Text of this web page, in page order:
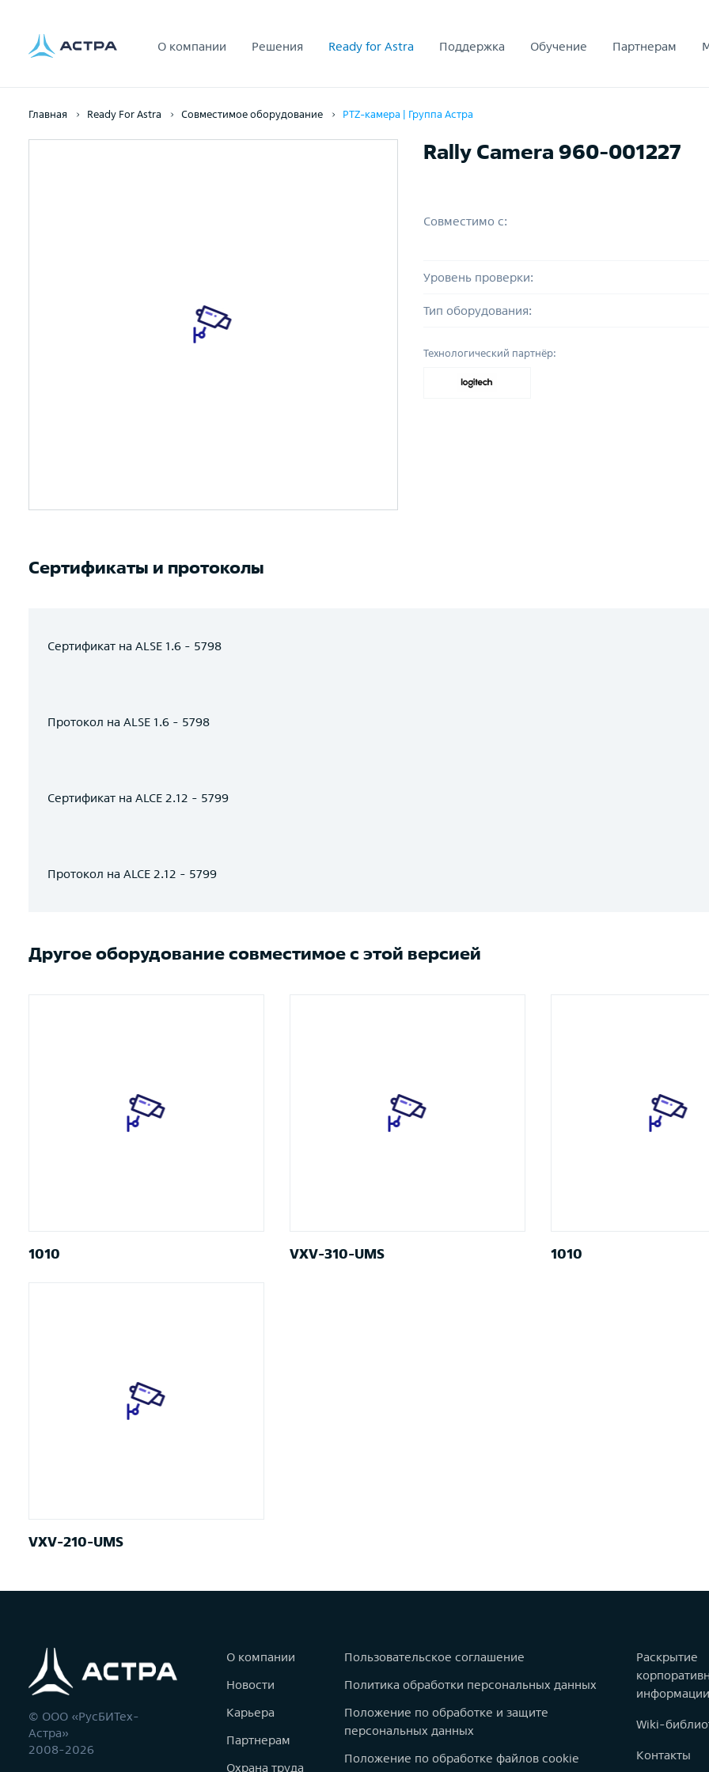
О компании Решения Ready for Astra Поддержка Обучение Партнерам
Главная Ready For Astra Совместимое оборудование PTZ-камера | Группа Астра
Rally Camera 960-001227
Совместимо с:
Уровень проверки:
Тип оборудования:
Технологический партнёр:
Сертификаты и протоколы
Сертификат на ALSE 1.6 - 5798
Протокол на ALSE 1.6 - 5798
Сертификат на ALCE 2.12 - 5799
Протокол на ALCE 2.12 - 5799
Другое оборудование совместимое с этой версией
1010 VXV-310-UMS 1010
VXV-210-UMS
© ООО «РусБИТех-
Астра»
2008-2026
О компании
Новости
Карьера
Партнерам
Охрана труда
Пользовательское соглашение
Политика обработки персональных данных
Положение по обработке и защите
персональных данных
Положение по обработке файлов cookie
Раскрытие
информации
Wiki-
Контакты